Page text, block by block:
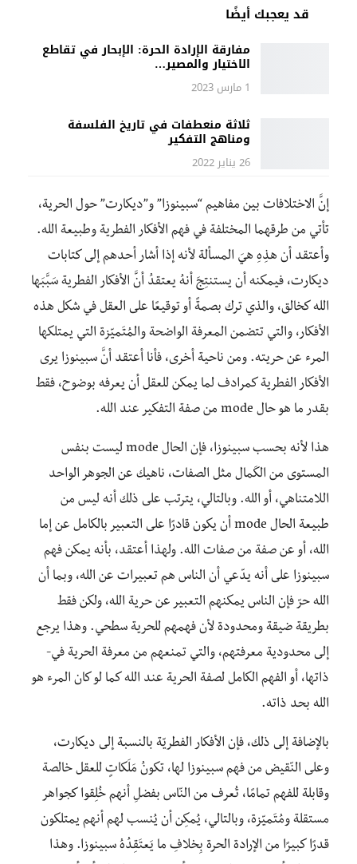
قد يعجبك أيضًا
مفارقة الإرادة الحرة: الإبحار في تقاطع
الاختيار والمصير…
1 مارس 2023
ثلاثة منعطفات في تاريخ الفلسفة
ومناهج التفكير
26 يناير 2022
إنَّ الاختلافات بين مفاهيم “سبينوزا” و”ديكارت” حول الحرية،
تأتي من طرقهما المختلفة في فهم الأفكار الفطرية وطبيعة الله.
وأعتقد أن هذِهِ هيَ المسألة لأنه إذا أشار أحدهم إلى كتابات
ديكارت، فيمكنه أن يستنتِجَ أنهُ يعتقدُ أنَّ الأفكار الفطرية سَبَّبَها
الله كخالق، والذي ترك بصمةً أو توقيعًا على العقل في شكل هذه
الأفكار، والتي تتضمن المعرفة الواضحة والمُتَميّزة التي يمتلكها
المرء عن حريته. ومن ناحية أخرى، فأنا أعتقد أنَّ سبينوزا يرى
الأفكار الفطرية كمرادف لما يمكن للعقل أن يعرفه بوضوح، فقط
بقدر ما هو حال mode من صفة التفكير عند الله.
هذا لأنه بحسب سبينوزا، فإن الحال mode ليست بنفس
المستوى من الكَمال مثل الصفات، ناهيك عن الجوهر الواحد
اللامتناهي، أو الله. وبالتالي، يترتب على ذلك أنه ليس من
طبيعة الحال mode أن يكون قادرًا على التعبير بالكامل عن إما
الله، أو عن صفة من صفات الله. ولهذا أعتقد، بأنه يمكن فهم
سبينوزا على أنه يدّعي أن الناس هم تعبيرات عن الله، وبما أن
الله حرّ فإن الناس يمكنهم التعبير عن حرية الله، ولكن فقط
بطريقة ضيقة ومحدودة لأن فهمهم للحرية سطحي. وهذا يرجع
إلى محدودية معرفتهم، والتي تمنعهم من معرفة الحرية في-
ذاتها، أو الفهم الكامل لصفة الحرية عند الله كما لو كان المرء هو
الله بحد ذاته.
بالإضافة إلى ذلك، فإن الأفكار الفطريّة بالنسبة إلى ديكارت،
وعلى النّقيض من فهم سبينوزا لها، تكونُ مَلَكاتٍ للعقل خالصة
وقابلة للفهم تمامًا، تُعرف من النّاس بفضلِ أنهم خُلِقوا كجواهر
مستقلة ومُتَميّزة، وبالتالي، يُمكِن أن يُنسب لهم أنهم يمتلكون
قدرًا كبيرًا من الإرادة الحرة بِخلافِ ما يَعتَقِدُهُ سبينوزا. وهذا